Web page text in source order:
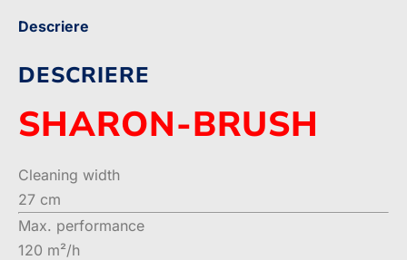
Descriere
DESCRIERE
SHARON-BRUSH
Cleaning width
27 cm
Max. performance
120 m²/h